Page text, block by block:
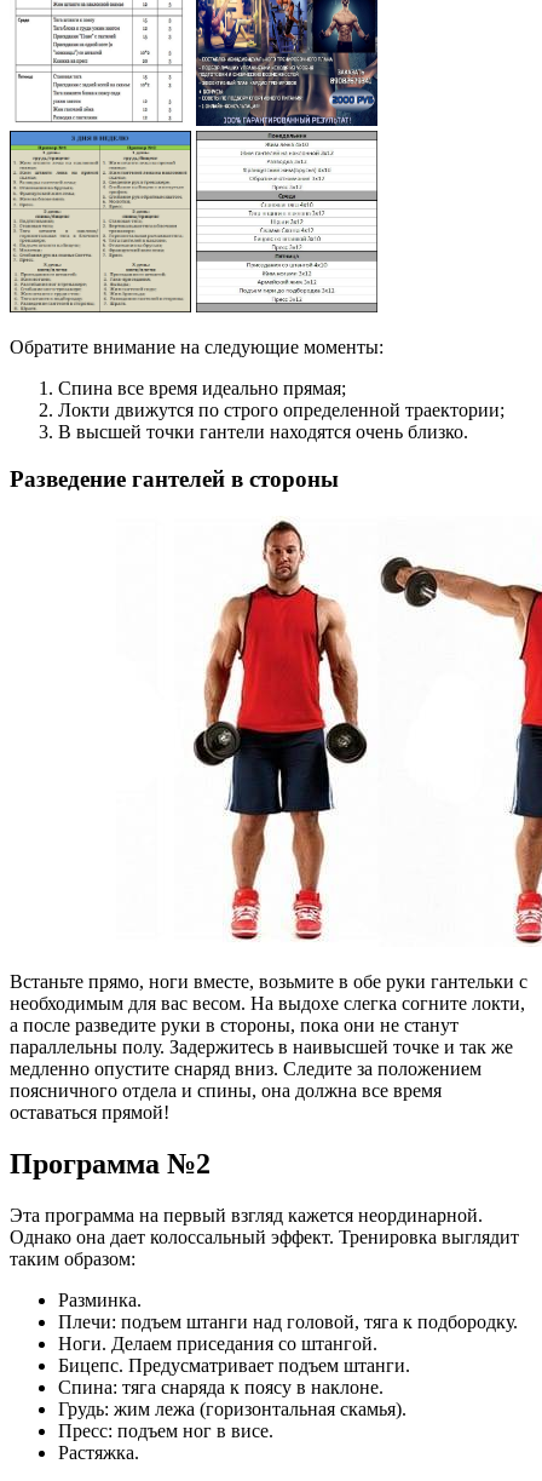
Обратите внимание на следующие моменты:
Спина все время идеально прямая;
Локти движутся по строго определенной траектории;
В высшей точки гантели находятся очень близко.
Разведение гантелей в стороны
Встаньте прямо, ноги вместе, возьмите в обе руки гантельки с
необходимым для вас весом. На выдохе слегка согните локти,
а после разведите руки в стороны, пока они не станут
параллельны полу. Задержитесь в наивысшей точке и так же
медленно опустите снаряд вниз. Следите за положением
поясничного отдела и спины, она должна все время
оставаться прямой!
Программа №2
Эта программа на первый взгляд кажется неординарной.
Однако она дает колоссальный эффект. Тренировка выглядит
таким образом:
Разминка.
Плечи: подъем штанги над головой, тяга к подбородку.
Ноги. Делаем приседания со штангой.
Бицепс. Предусматривает подъем штанги.
Спина: тяга снаряда к поясу в наклоне.
Грудь: жим лежа (горизонтальная скамья).
Пресс: подъем ног в висе.
Растяжка.